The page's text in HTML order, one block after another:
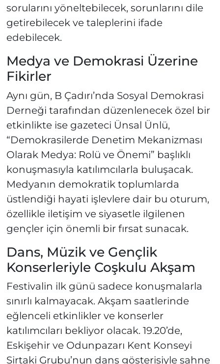
sorularını yöneltebilecek, sorunlarını dile
getirebilecek ve taleplerini ifade
edebilecek.
Medya ve Demokrasi Üzerine
Fikirler
Aynı gün, B Çadırı’nda Sosyal Demokrasi
Derneği tarafından düzenlenecek özel bir
etkinlikte ise gazeteci Ünsal Ünlü,
“Demokrasilerde Denetim Mekanizması
Olarak Medya: Rolü ve Önemi” başlıklı
konuşmasıyla katılımcılarla buluşacak.
Medyanın demokratik toplumlarda
üstlendiği hayati işlevlere dair bu oturum,
özellikle iletişim ve siyasetle ilgilenen
gençler için önemli bir fırsat sunacak.
Dans, Müzik ve Gençlik
Konserleriyle Coşkulu Akşam
Festivalin ilk günü sadece konuşmalarla
sınırlı kalmayacak. Akşam saatlerinde
eğlenceli etkinlikler ve konserler
katılımcıları bekliyor olacak. 19.20’de,
Eskişehir ve Odunpazarı Kent Konseyi
Sirtaki Grubu’nun dans gösterisiyle sahne